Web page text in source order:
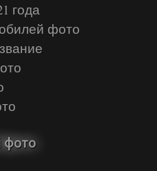
года
фото
фото